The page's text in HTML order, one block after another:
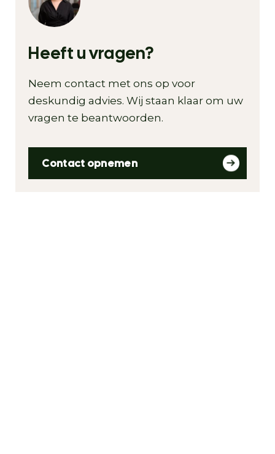
Heeft u vragen?
Neem contact met ons op voor
deskundig advies. Wij staan klaar om uw
vragen te beantwoorden.
Contact opnemen